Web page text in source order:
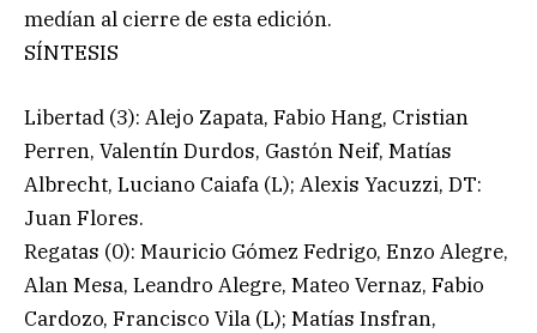
medían al cierre de esta edición.
SÍNTESIS
Libertad (3): Alejo Zapata, Fabio Hang, Cristian
Perren, Valentín Durdos, Gastón Neif, Matías
Albrecht, Luciano Caiafa (L); Alexis Yacuzzi, DT:
Juan Flores.
Regatas (0): Mauricio Gómez Fedrigo, Enzo Alegre,
Alan Mesa, Leandro Alegre, Mateo Vernaz, Fabio
Cardozo, Francisco Vila (L); Matías Insfran,